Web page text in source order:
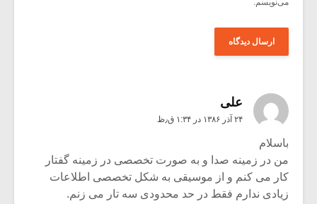
می‌نویسم.
علی
۲۴ آذر ۱۳۸۶ در ۱:۳۴ ق٫ظ
باسلام
من در زمینه صدا و به صورت تخصصی در زمینه گفتار
کار می کنم و از موسیقی به شکل تخصصی اطلاعات
زیادی ندارم فقط در حد محدودی سه تار می زنم.